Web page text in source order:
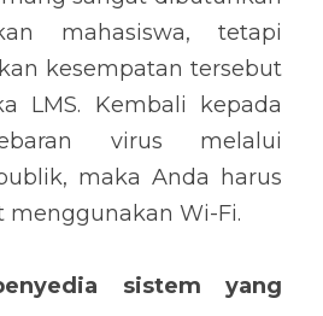
mahasiswa, tetapi
kesempatan tersebut
LMS. Kembali kepada
virus melalui
maka Anda harus
menggunakan Wi-Fi.
sistem yang